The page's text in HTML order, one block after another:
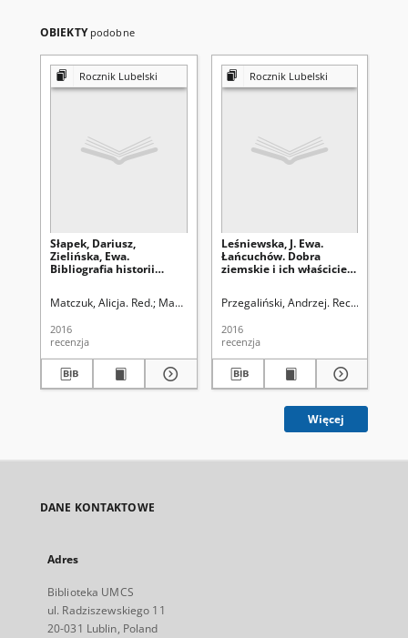
OBIEKTY podobne
Rocznik Lubelski
Słapek, Dariusz,
Zielińska, Ewa.
Bibliografia historii
Dokumentacji Historii
132: [recenzja]
Matczuk, Alicja. Red. Mazur, Mariusz. Red nacz.
2016
recenzja
Rocznik Lubelski
Leśniewska, J. Ewa.
Łańcuchów. Dobra
ziemskie i ich właściciele
Wydawnictwo Werset,
[recenzja]
Przegaliński, Andrzej. Rec.
2016
recenzja
Więcej
DANE KONTAKTOWE
Adres
Biblioteka UMCS
ul. Radziszewskiego 11
20-031 Lublin, Poland